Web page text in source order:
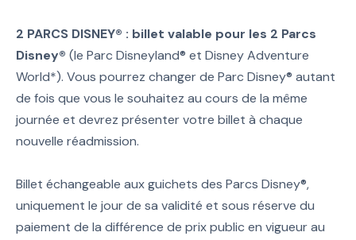
2 PARCS DISNEY® : billet valable pour les 2 Parcs
Disney® (le Parc Disneyland® et Disney Adventure
World*). Vous pourrez changer de Parc Disney® autant
de fois que vous le souhaitez au cours de la même
journée et devrez présenter votre billet à chaque
nouvelle réadmission.
Billet échangeable aux guichets des Parcs Disney®,
uniquement le jour de sa validité et sous réserve du
paiement de la différence de prix public en vigueur au